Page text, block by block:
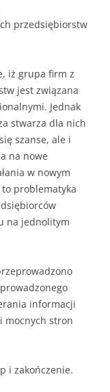
przedsiębiorstw
iż grupa firm z
jest związana
Jednak
stwarza dla nich
szanse, ale i
na nowe
w nowym
problematyka
na jednolitym
informacji
mocnych stron
i zakończenie.